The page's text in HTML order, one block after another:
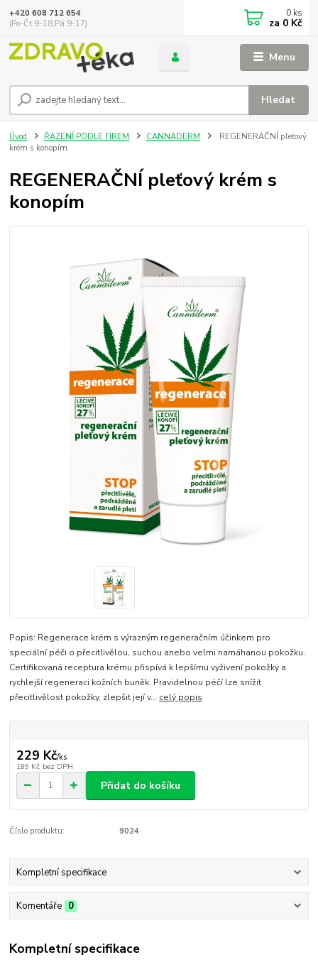
Menu
Hledat
+420 608 712 654
(Po-Čt 9-18,Pá 9-17)
0 ks
za 0 Kč
Úvod ŘAZENÍ PODLE FIREM CANNADERM
REGENERAČNÍ pleťový
krém s konopím
REGENERAČNÍ pleťový krém s
konopím
Popis: Regenerace krém s výrazným regeneračním účinkem pro
speciální péči o přecitlivělou, suchou anebo velmi namáhanou pokožku.
Certifikovaná receptura krému přispívá k lepšímu vyživení pokožky a
rychlejší regeneraci kožních buněk. Pravidelnou péčí lze snížit
přecitlivělost pokožky, zlepšit její v... celý popis
229 Kč/ks
189 Kč bez DPH
Přidat do košíku
Číslo produktu: 9024
Kompletní specifikace
Komentáře 0
Kompletní specifikace